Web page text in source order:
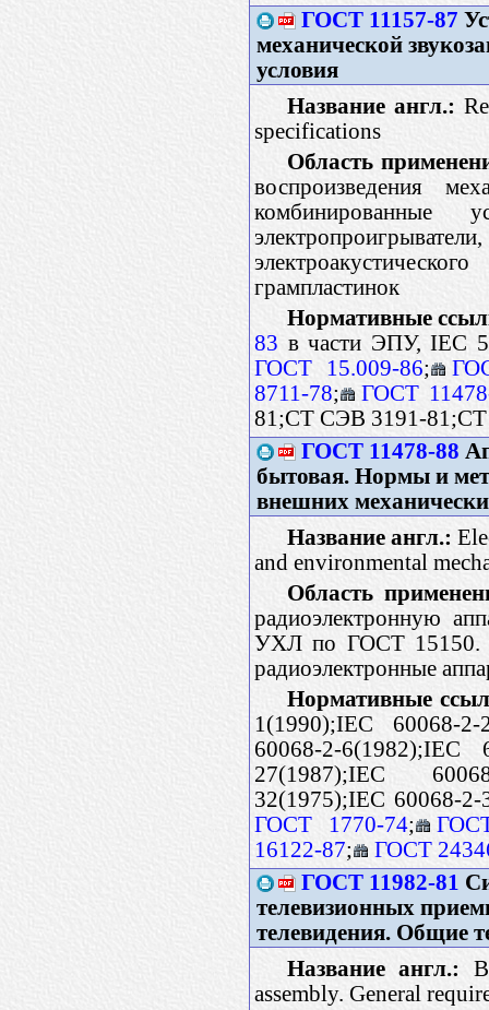
ГОСТ 11157-87
механической
условия
Название англ.:
specifications
Область
воспроизведения
комбинированные
грампластинок
Нормативные
83 в части ЭПУ, IEC
ГОСТ 15.009-86;
8711-78;
ГОСТ
81;CT CЭB 3191-
ГОСТ 11478-88
бытовая. Нормы и
внешних
Название англ.:
and environmental
Область
радиоэлектронную
УХЛ по ГОСТ 15150.
радиоэлектронные
Нормативные
1(1990);IEC 60068-2-
60068-2-6(1982);IEC
27(1987);IEC
32(1975);IEC 60068-
ГОСТ 1770-74;
16122-87;
ГОСТ
ГОСТ 11982-81
телевизионных
телевидения. Общие
Название англ.:
assembly. General